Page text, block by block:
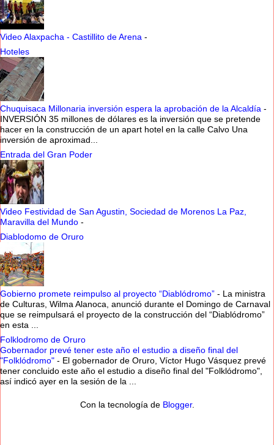
Video Alaxpacha - Castillito de Arena -
Hoteles
Chuquisaca Millonaria inversión espera la aprobación de la Alcaldía -
INVERSIÓN 35 millones de dólares es la inversión que se pretende
hacer en la construcción de un apart hotel en la calle Calvo Una
inversión de aproximad...
Entrada del Gran Poder
Video Festividad de San Agustin, Sociedad de Morenos La Paz,
Maravilla del Mundo -
Diablodomo de Oruro
Gobierno promete reimpulso al proyecto “Diablódromo” - La ministra
de Culturas, Wilma Alanoca, anunció durante el Domingo de Carnaval
que se reimpulsará el proyecto de la construcción del “Diablódromo”
en esta ...
Folklodromo de Oruro
Gobernador prevé tener este año el estudio a diseño final del
"Folklódromo" - El gobernador de Oruro, Víctor Hugo Vásquez prevé
tener concluido este año el estudio a diseño final del "Folklódromo",
así indicó ayer en la sesión de la ...
Con la tecnología de Blogger.